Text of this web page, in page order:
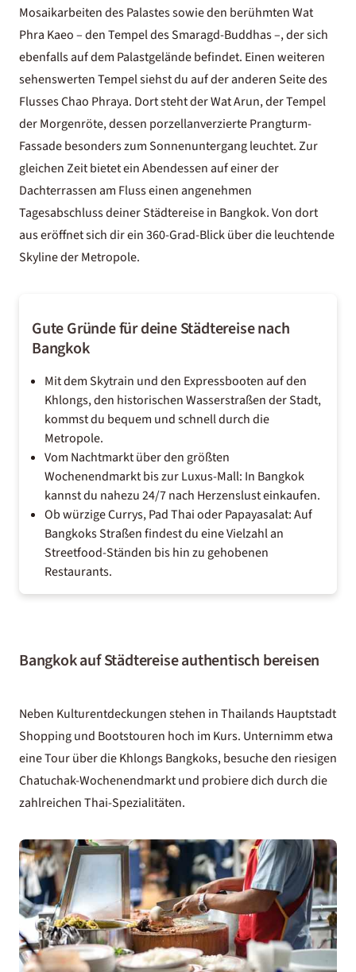
Mosaikarbeiten des Palastes sowie den berühmten Wat
Phra Kaeo – den Tempel des Smaragd-Buddhas –, der sich
ebenfalls auf dem Palastgelände befindet. Einen weiteren
sehenswerten Tempel siehst du auf der anderen Seite des
Flusses Chao Phraya. Dort steht der Wat Arun, der Tempel
der Morgenröte, dessen porzellanverzierte Prangturm-
Fassade besonders zum Sonnenuntergang leuchtet. Zur
gleichen Zeit bietet ein Abendessen auf einer der
Dachterrassen am Fluss einen angenehmen
Tagesabschluss deiner Städtereise in Bangkok. Von dort
aus eröffnet sich dir ein 360-Grad-Blick über die leuchtende
Skyline der Metropole.
Gute Gründe für deine Städtereise nach
Bangkok
Mit dem Skytrain und den Expressbooten auf den
Khlongs, den historischen Wasserstraßen der Stadt,
kommst du bequem und schnell durch die
Metropole.
Vom Nachtmarkt über den größten
Wochenendmarkt bis zur Luxus-Mall: In Bangkok
kannst du nahezu 24/7 nach Herzenslust einkaufen.
Ob würzige Currys, Pad Thai oder Papayasalat: Auf
Bangkoks Straßen findest du eine Vielzahl an
Streetfood-Ständen bis hin zu gehobenen
Restaurants.
Bangkok auf Städtereise authentisch bereisen
Neben Kulturentdeckungen stehen in Thailands Hauptstadt
Shopping und Bootstouren hoch im Kurs. Unternimm etwa
eine Tour über die Khlongs Bangkoks, besuche den riesigen
Chatuchak-Wochenendmarkt und probiere dich durch die
zahlreichen Thai-Spezialitäten.